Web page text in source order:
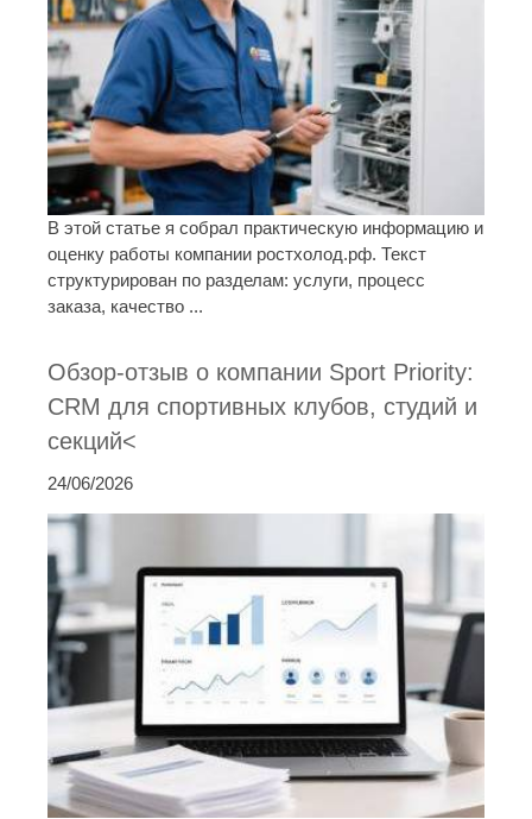
В этой статье я собрал практическую информацию и
оценку работы компании ростхолод.рф. Текст
структурирован по разделам: услуги, процесс
заказа, качество ...
Обзор-отзыв о компании Sport Priority:
CRM для спортивных клубов, студий и
секций<
24/06/2026